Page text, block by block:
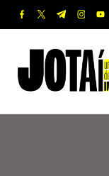
Saltar
contenido
facebook.com
twitter.com
t.me
o
t
revista
de
Informada